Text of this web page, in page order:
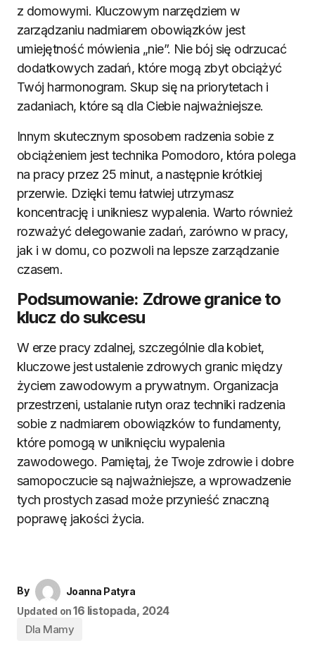
z domowymi. Kluczowym narzędziem w
zarządzaniu nadmiarem obowiązków jest
umiejętność mówienia „nie”. Nie bój się odrzucać
dodatkowych zadań, które mogą zbyt obciążyć
Twój harmonogram. Skup się na priorytetach i
zadaniach, które są dla Ciebie najważniejsze.
Innym skutecznym sposobem radzenia sobie z
obciążeniem jest technika Pomodoro, która polega
na pracy przez 25 minut, a następnie krótkiej
przerwie. Dzięki temu łatwiej utrzymasz
koncentrację i unikniesz wypalenia. Warto również
rozważyć delegowanie zadań, zarówno w pracy,
jak i w domu, co pozwoli na lepsze zarządzanie
czasem.
Podsumowanie: Zdrowe granice to
klucz do sukcesu
W erze pracy zdalnej, szczególnie dla kobiet,
kluczowe jest ustalenie zdrowych granic między
życiem zawodowym a prywatnym. Organizacja
przestrzeni, ustalanie rutyn oraz techniki radzenia
sobie z nadmiarem obowiązków to fundamenty,
które pomogą w uniknięciu wypalenia
zawodowego. Pamiętaj, że Twoje zdrowie i dobre
samopoczucie są najważniejsze, a wprowadzenie
tych prostych zasad może przynieść znaczną
poprawę jakości życia.
By
Joanna Patyra
Updated on 16 listopada, 2024
Dla Mamy